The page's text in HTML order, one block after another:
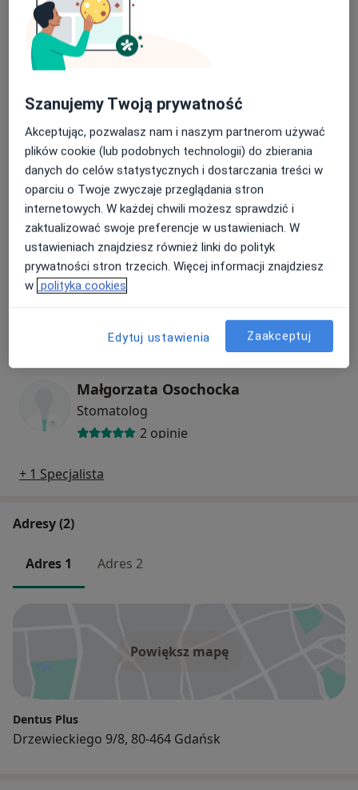
Marzanna Kołecka-Florczak
lek. dent. Joanna Biedunkiewicz
Stomatolog
Agnieszka Urbańska-Budnik
Stomatolog
1 opinia
Małgorzata Osochocka
Stomatolog
2 opinie
+ 1 Specjalista
Adresy (2)
Adres 1 Adres 2
Powiększ mapę
Dentus Plus
Drzewieckiego 9/8, 80-464 Gdańsk
Szanujemy Twoją prywatność
Akceptując, pozwalasz nam i naszym partnerom używać
plików cookie (lub podobnych technologii) do zbierania
danych do celów statystycznych i dostarczania treści w
oparciu o Twoje zwyczaje przeglądania stron
internetowych. W każdej chwili możesz sprawdzić i
zaktualizować swoje preferencje w ustawieniach. W
ustawieniach znajdziesz również linki do polityk
prywatności stron trzecich. Więcej informacji znajdziesz
w polityka cookies
Edytuj ustawienia Zaakceptuj